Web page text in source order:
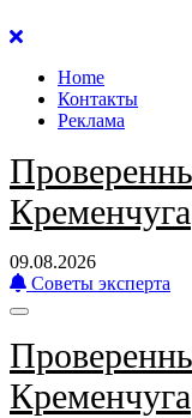
Перейти
содержанию
Home
Контакты
Реклама
Кременчуга
09.08.2026
Советы эксперта
Кременчуга